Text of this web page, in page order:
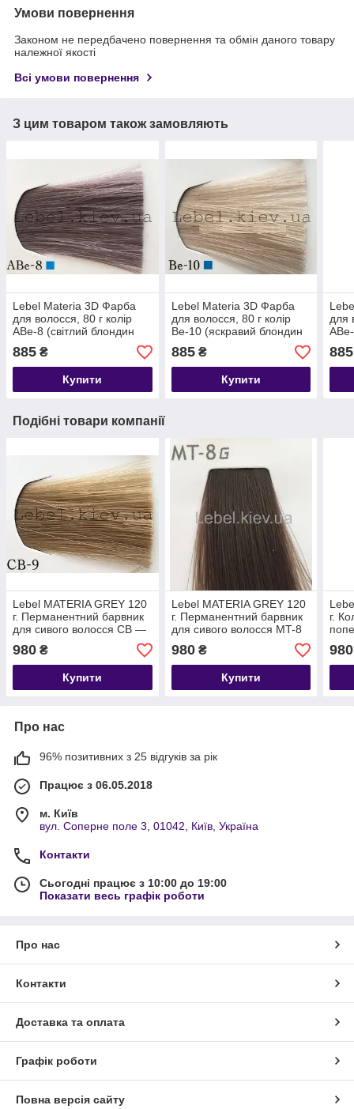
Умови повернення
Законом не передбачено повернення та обмін даного товару
належної якості
Всі умови повернення
З цим товаром також замовляють
Lebel Materia 3D Фарба
для волосся, 80 г колір
ABe-8 (світлий блондин
попелясто-бежевий)
885 ₴
Купити
Lebel Materia 3D Фарба
для волосся, 80 г колір
Be-10 (яскравий блондин
бежевий)
885₴
Купити
для
885
Подібні товари компанії
Lebel MATERIA GREY 120
г. Перманентний барвник
для сивого волосся CB —
9 (дуже світлий блондин
холодний)
980 ₴
Купити
Lebel MATERIA GREY 120
г. Перманентний барвник
для сивого волосся MT-8
(світлий блондин металік)
980₴
Купити
г.
980
Про нас
96% позитивних з 25 відгуків за рік
Працює з 06.05.2018
м. Київ
вул. Соперне поле 3, 01042, Київ, Україна
Контакти
Сьогодні працює з 10:00 до 19:00
Показати весь графік роботи
Про нас
Контакти
Доставка та оплата
Графік роботи
Повна версія сайту